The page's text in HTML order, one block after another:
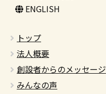
ENGLISH
トップ
法人概要
創設者からのメッセージ
みんなの声